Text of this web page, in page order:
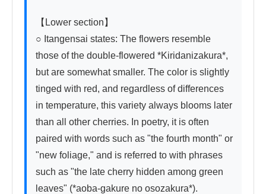
【Lower section】
○ Itangensai states: The flowers resemble
those of the double-flowered *Kiridanizakura*,
but are somewhat smaller. The color is slightly
tinged with red, and regardless of differences
in temperature, this variety always blooms later
than all other cherries. In poetry, it is often
paired with words such as "the fourth month" or
"new foliage," and is referred to with phrases
such as "the late cherry hidden among green
leaves" (*aoba-gakure no osozakura*).